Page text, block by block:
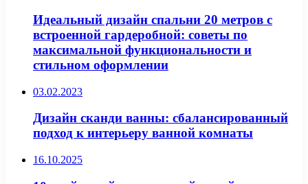
Идеальный дизайн спальни 20 метров с
встроенной гардеробной: советы по
максимальной функциональности и
стильном оформлении
03.02.2023
Дизайн сканди ванны: сбалансированный
подход к интерьеру ванной комнаты
16.10.2025